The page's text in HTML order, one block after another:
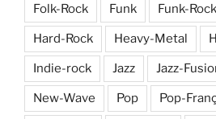
Folk-Rock Funk Funk-Rock
Hard-Rock Heavy-Metal
Indie-rock Jazz Jazz-
New-Wave Pop Pop-